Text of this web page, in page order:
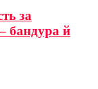
за
бандура й